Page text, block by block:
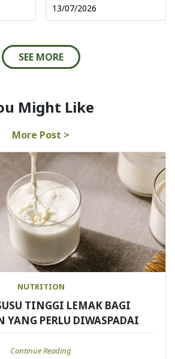
13/07/2026
SEE MORE
Might Like
More Post >
NUTRITION
TINGGI LEMAK BAGI
YANG PERLU DIWASPADAI
Continue Reading